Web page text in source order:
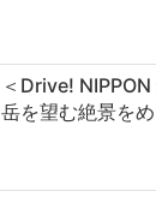
＜Drive!
岳を望む絶景を